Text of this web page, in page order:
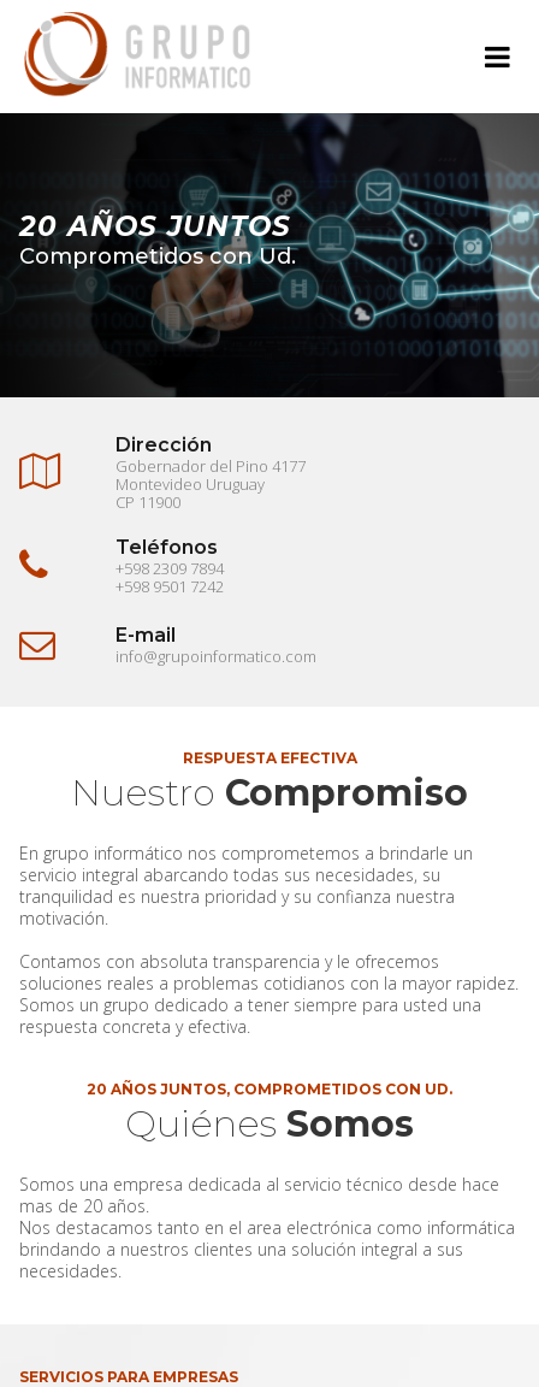
20 AÑOS JUNTOS
Comprometidos con Ud.

Dirección
Gobernador del Pino 4177
Montevideo Uruguay
CP 11900
 Teléfonos
+598 2309 7894
+598 9501 7242
 E-mail
info@grupoinformatico.com
RESPUESTA EFECTIVA
Nuestro Compromiso
En grupo informático nos comprometemos a brindarle un
servicio integral abarcando todas sus necesidades, su
tranquilidad es nuestra prioridad y su confianza nuestra
motivación.
Contamos con absoluta transparencia y le ofrecemos
soluciones reales a problemas cotidianos con la mayor rapidez.
Somos un grupo dedicado a tener siempre para usted una
respuesta concreta y efectiva.
20 AÑOS JUNTOS, COMPROMETIDOS CON UD.
Quiénes Somos
Somos una empresa dedicada al servicio técnico desde hace
mas de 20 años.
Nos destacamos tanto en el area electrónica como informática
brindando a nuestros clientes una solución integral a sus
necesidades.
SERVICIOS PARA EMPRESAS